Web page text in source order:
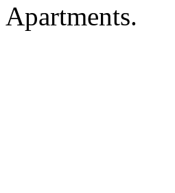
Apartments.